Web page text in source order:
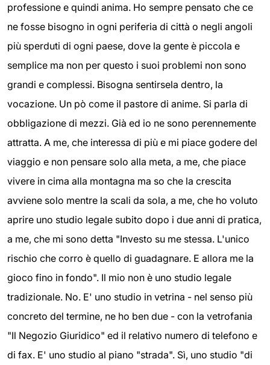
professione e quindi anima. Ho sempre pensato che ce
ne fosse bisogno in ogni periferia di città o negli angoli
più sperduti di ogni paese, dove la gente è piccola e
semplice ma non per questo i suoi problemi non sono
grandi e complessi. Bisogna sentirsela dentro, la
vocazione. Un pò come il pastore di anime. Si parla di
obbligazione di mezzi. Già ed io ne sono perennemente
attratta. A me, che interessa di più e mi piace godere del
viaggio e non pensare solo alla meta, a me, che piace
vivere in cima alla montagna ma so che la crescita
avviene solo mentre la scali da sola, a me, che ho voluto
aprire uno studio legale subito dopo i due anni di pratica,
a me, che mi sono detta "Investo su me stessa. L'unico
rischio che corro è quello di guadagnare. E allora me la
gioco fino in fondo". Il mio non è uno studio legale
tradizionale. No. E' uno studio in vetrina - nel senso più
concreto del termine, ne ho ben due - con la vetrofania
"Il Negozio Giuridico" ed il relativo numero di telefono e
di fax. E' uno studio al piano "strada". Sì, uno studio "di